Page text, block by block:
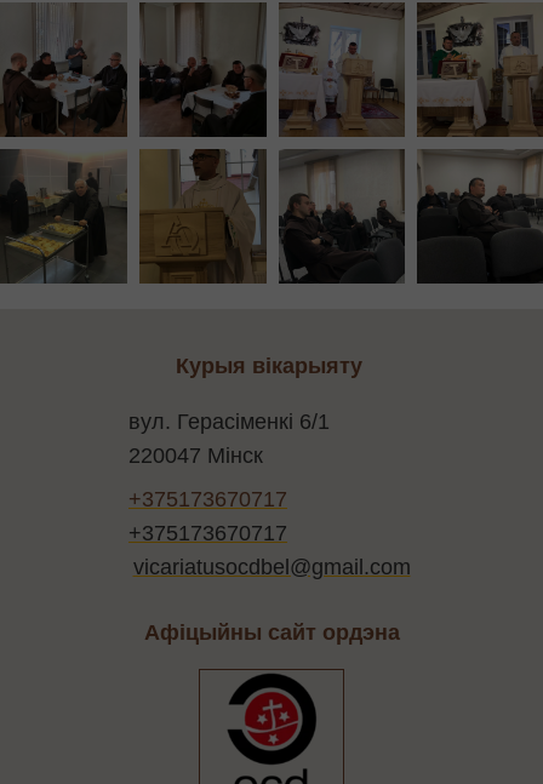
вул. Герасіменкі 6/1
220047 Мінск
Афіцыйны сайт ордэна
+375173670717
+375173670717
vicariatusocdbel@gmail.com
Курыя вікарыяту